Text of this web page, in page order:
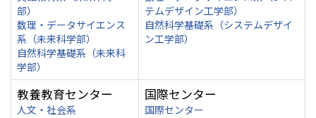
部）
数理・データサイエンス
系（未来科学部）
自然科学基礎系（未来科
学部）
テムデザイン工学部）
自然科学基礎系（システムデザイ
ン工学部）
教養教育センター
人文・社会系
国際センター
国際センター